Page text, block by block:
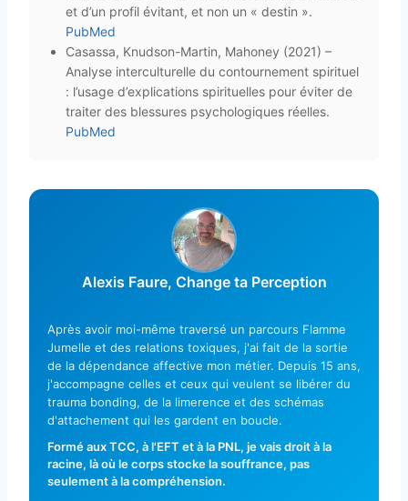
et d’un profil évitant, et non un « destin ».
PubMed
Casassa, Knudson-Martin, Mahoney (2021) –
Analyse interculturelle du contournement spirituel
: l’usage d’explications spirituelles pour éviter de
traiter des blessures psychologiques réelles.
PubMed
Alexis Faure, Change ta Perception
Après avoir moi-même traversé un parcours Flamme
Jumelle et des relations toxiques, j'ai fait de la sortie
de la dépendance affective mon métier. Depuis 15 ans,
j'accompagne celles et ceux qui veulent se libérer du
trauma bonding, de la limerence et des schémas
d'attachement qui les gardent en boucle.
Formé aux TCC, à l'EFT et à la PNL, je vais droit à la
racine, là où le corps stocke la souffrance, pas
seulement à la compréhension.